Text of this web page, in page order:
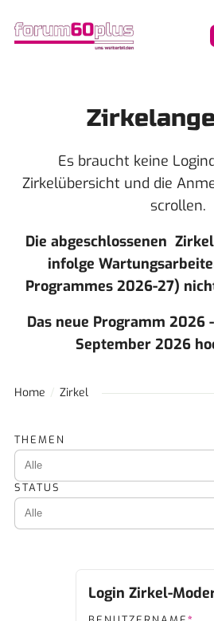
Home Zirkel
Es braucht keine
Zirkelübersicht und die
scrollen.
Die abgeschlossenen
infolge
Programmes 2026-27)
Das neue Programm 2026
September 2026
THEMEN
STATUS